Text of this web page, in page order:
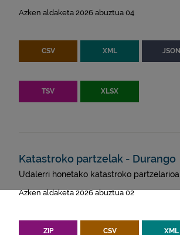
Azken aldaketa 2026 abuztua 04
CSV XML JSON
TSV XLSX
Katastroko partzelak - Durango
Udalerri honetako katastroko partzelarioa.
Azken aldaketa 2026 abuztua 02
ZIP CSV XML